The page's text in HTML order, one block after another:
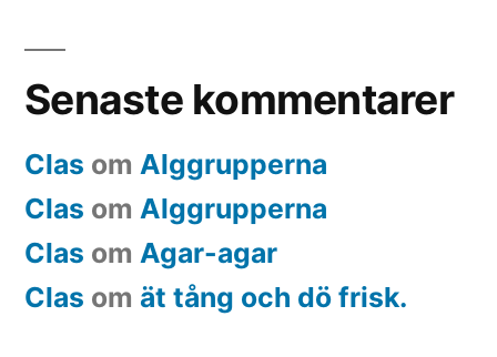
Senaste kommentarer
Clas om Alggrupperna
Clas om Alggrupperna
Clas om Agar-agar
Clas om ät tång och dö frisk.